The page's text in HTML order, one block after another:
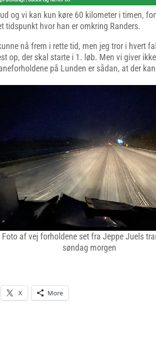
og vi kan kun køre 60 kilometer i timen,
tidspunkt hvor han er omkring Randers.
nå frem i rette tid, men jeg tror i hvert
op, der skal starte i 1. løb. Men vi giver
på Lunden er sådan, at der
Foto af vej forholdene set fra Jeppe Juels
søndag morgen
X More